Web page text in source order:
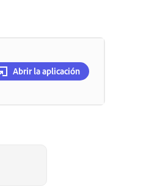
Abrir la aplicación